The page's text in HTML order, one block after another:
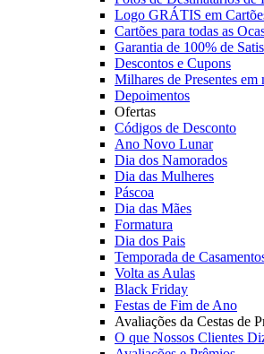
Logo GRÁTIS em
Cartões para todas as
Garantia de 100% de
Descontos e Cupons
Milhares de Presentes em
Depoimentos
Ofertas
Códigos de Desconto
Ano Novo Lunar
Dia dos Namorados
Dia das Mulheres
Páscoa
Dia das Mães
Formatura
Dia dos Pais
Temporada de
Volta as Aulas
Black Friday
Festas de Fim de Ano
Avaliações da Cestas de
O que Nossos Clientes